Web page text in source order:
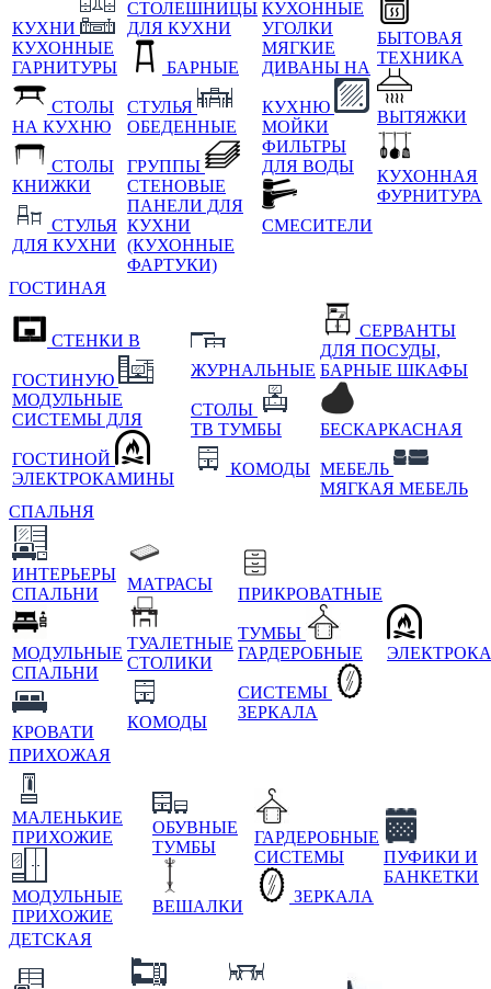
КУХНИ
КУХОННЫЕ
ГАРНИТУРЫ
СТОЛЫ
НА КУХНЮ
СТОЛЫ
КНИЖКИ
СТУЛЬЯ
ДЛЯ КУХНИ
СТОЛЕШНИЦЫ
ДЛЯ КУХНИ
БАРНЫЕ
СТУЛЬЯ
ОБЕДЕННЫЕ
ГРУППЫ
СТЕНОВЫЕ
ПАНЕЛИ ДЛЯ
КУХНИ
(КУХОННЫЕ
ФАРТУКИ)
КУХОННЫЕ
УГОЛКИ
МЯГКИЕ
ДИВАНЫ НА
КУХНЮ
МОЙКИ
ФИЛЬТРЫ
ДЛЯ ВОДЫ
СМЕСИТЕЛИ
БЫТОВАЯ
ТЕХНИКА
ВЫТЯЖКИ
КУХОННАЯ
ФУРНИТУРА
ГОСТИНАЯ
СТЕНКИ В
ГОСТИНУЮ
МОДУЛЬНЫЕ
СИСТЕМЫ ДЛЯ
ГОСТИНОЙ
ЭЛЕКТРОКАМИНЫ
ЖУРНАЛЬНЫЕ
СТОЛЫ
ТВ ТУМБЫ
КОМОДЫ
СЕРВАНТЫ
ДЛЯ ПОСУДЫ,
БАРНЫЕ ШКАФЫ
БЕСКАРКАСНАЯ
МЕБЕЛЬ
МЯГКАЯ МЕБЕЛЬ
СПАЛЬНЯ
ИНТЕРЬЕРЫ
СПАЛЬНИ
МОДУЛЬНЫЕ
СПАЛЬНИ
КРОВАТИ
МАТРАСЫ
ТУАЛЕТНЫЕ
СТОЛИКИ
КОМОДЫ
ПРИКРОВАТНЫЕ
ТУМБЫ
ГАРДЕРОБНЫЕ
СИСТЕМЫ
ЗЕРКАЛА
ПРИХОЖАЯ
МАЛЕНЬКИЕ
ПРИХОЖИЕ
МОДУЛЬНЫЕ
ПРИХОЖИЕ
ОБУВНЫЕ
ТУМБЫ
ВЕШАЛКИ
ГАРДЕРОБНЫЕ
СИСТЕМЫ
ЗЕРКАЛА
ПУФИКИ И
БАНКЕТКИ
ДЕТСКАЯ